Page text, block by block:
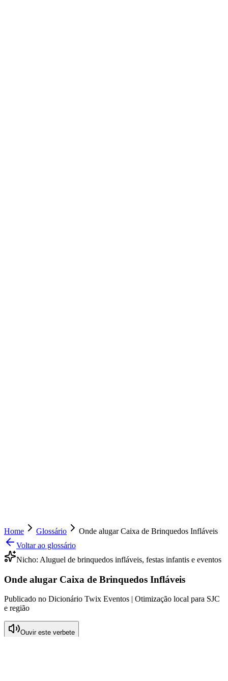
Home Glossário
Onde alugar Caixa de Brinquedos Infláveis
Voltar ao glossário
Nicho: Aluguel de brinquedos infláveis, festas infantis e eventos
Onde alugar Caixa de Brinquedos Infláveis
Publicado no Dicionário Twix Eventos | Otimização local para SJC
e região
Ouvir este verbete